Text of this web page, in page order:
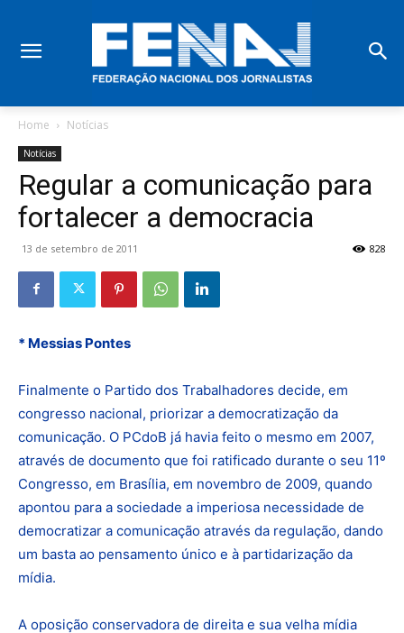
Home Notícias
Notícias
Regular a comunicação para
fortalecer a democracia
13 de setembro de 2011 828
* Messias Pontes
Finalmente o Partido dos Trabalhadores decide, em
congresso nacional, priorizar a democratização da
comunicação. O PCdoB já havia feito o mesmo em 2007,
através de documento que foi ratificado durante o seu 11º
Congresso, em Brasília, em novembro de 2009, quando
apontou para a sociedade a imperiosa necessidade de
democratizar a comunicação através da regulação, dando
um basta ao pensamento único e à partidarização da
mídia.
A oposição conservadora de direita e sua velha mídia